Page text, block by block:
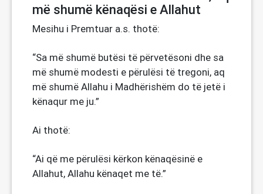
më shumë kënaqësi e Allahut
Mesihu i Premtuar a.s. thotë:
“Sa më shumë butësi të përvetësoni dhe sa
më shumë modesti e përulësi të tregoni, aq
më shumë Allahu i Madhërishëm do të jetë i
kënaqur me ju.”
Ai thotë:
“Ai që me përulësi kërkon kënaqësinë e
Allahut, Allahu kënaqet me të.”